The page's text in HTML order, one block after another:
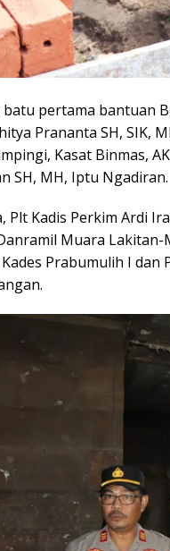
pertama bantuan
Prananta SH, SIK,
Kasat Binmas,
SH, MH, Iptu Ngadiran.
Plt Kadis Perkim Ardi
Muara Lakitan-
Prabumulih I